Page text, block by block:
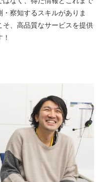
察知するスキルがありま
、高品質なサービスを提供